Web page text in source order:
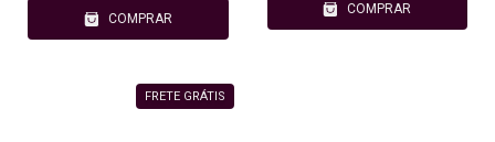
COMPRAR
COMPRAR
FRETE GRÁTIS